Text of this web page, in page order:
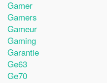
Gamer
Gamers
Gameur
Gaming
Garantie
Ge63
Ge70